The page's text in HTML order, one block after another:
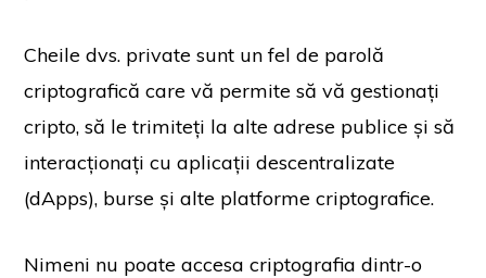
Cheile dvs. private sunt un fel de parolă
criptografică care vă permite să vă gestionați
cripto, să le trimiteți la alte adrese publice și să
interacționați cu aplicații descentralizate
(dApps), burse și alte platforme criptografice.
Nimeni nu poate accesa criptografia dintr-o